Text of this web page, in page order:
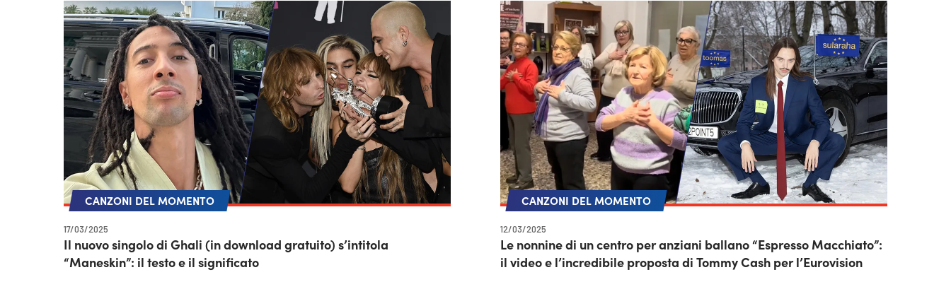
CANZONI DEL MOMENTO
17/03/2025
Il nuovo singolo di Ghali (in download gratuito) s’intitola
“Maneskin”: il testo e il significato
CANZONI DEL MOMENTO
12/03/2025
Le nonnine di un centro per anziani ballano “Espresso Macchiato”:
il video e l’incredibile proposta di Tommy Cash per l’Eurovision